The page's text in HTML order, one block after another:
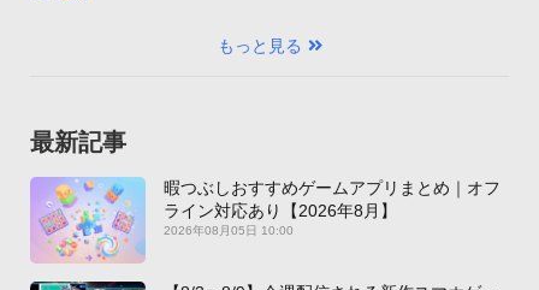
もっと見る
最新記事
暇つぶしおすすめゲームアプリまとめ｜オフ
ライン対応あり【2026年8月】
2026年08月05日 10:00